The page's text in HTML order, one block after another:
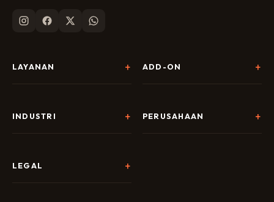
LAYANAN
SEO & AI Search
ADD-ON
Chatbot & Live Chat
INDUSTRI
Tour & Travel
PERUSAHAAN
LEGAL